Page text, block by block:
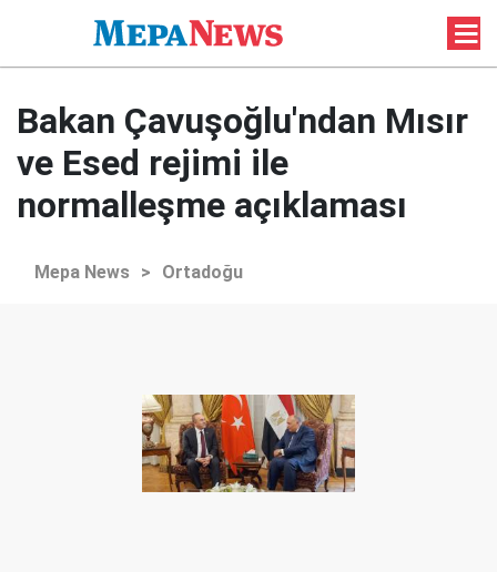
Bakan Çavuşoğlu'ndan Mısır
ve Esed rejimi ile
normalleşme açıklaması
Mepa News > Ortadoğu